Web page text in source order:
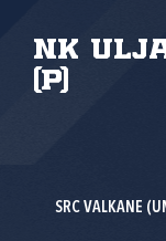
NK
(P)
SRC VALKANE